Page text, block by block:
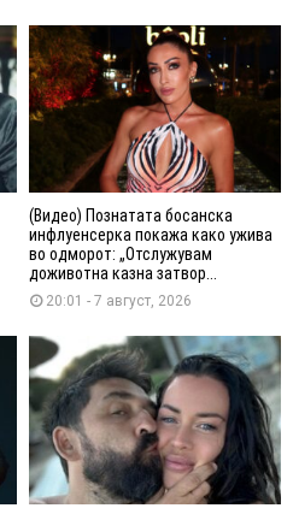
(Видео) Познатата босанска
инфлуенсерка покажа како ужива
во одморот: „Отслужувам
доживотна казна затвор...
20:01 - 7 август, 2026